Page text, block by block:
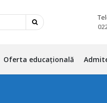
Oferta educațională